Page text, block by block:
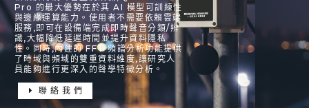
Pro 的最大優勢在於其 AI 模型可訓練性
與邊緣運算能力。使用者不需要依賴雲端
服務,即可在設備端完成即時聲音分類/辨
識,大幅降低延遲時間並提升資料隱私
性。同時,內建的 FFT 頻譜分析功能提供
了時域與頻域的雙重資料維度,讓研究人
員能夠進行更深入的聲學特徵分析。
聯絡我們